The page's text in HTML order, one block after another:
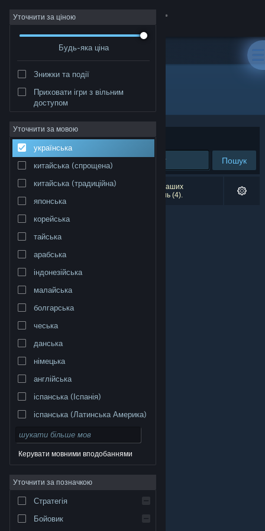
Увійти
Крамниця
Інформація
Підтримка
Змінити мову
Переглянути повну версію
© Valve Corporation. Усі права захищено. Усі
Юридична інформація
підписника Steam
cookie
Уточнити за ціною
Будь-яка ціна
Знижки та події
Приховати ігри з вільним
доступом
Уточнити за мовою
українська
китайська (спрощена)
китайська (традиційна)
японська
корейська
тайська
арабська
індонезійська
малайська
болгарська
чеська
данська
німецька
англійська
іспанська (Іспанія)
іспанська (Латинська Америка)
Керувати мовними вподобаннями
Уточнити за позначкою
Стратегія
Бойовик
Розробник: 25 Crimson
Упорядкувати за доречністю
Пошук
Результатів вашого пошуку: 0. Відповідно до ваших
уподобань було виключено кілька найменувань (4).